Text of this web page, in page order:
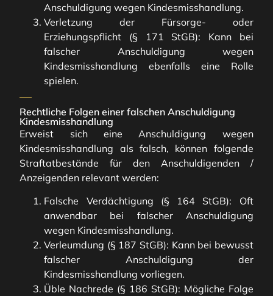
Anschuldigung wegen Kindesmisshandlung.
Verletzung der Fürsorge- oder
Erziehungspflicht (§ 171 StGB): Kann bei
falscher Anschuldigung wegen
Kindesmisshandlung ebenfalls eine Rolle
spielen.
Rechtliche Folgen einer falschen Anschuldigung
Kindesmisshandlung
Erweist sich eine Anschuldigung wegen
Kindesmisshandlung als falsch, können folgende
Straftatbestände für den Anschuldigenden /
Anzeigenden relevant werden:
Falsche Verdächtigung (§ 164 StGB): Oft
anwendbar bei falscher Anschuldigung
wegen Kindesmisshandlung.
Verleumdung (§ 187 StGB): Kann bei bewusst
falscher Anschuldigung der
Kindesmisshandlung vorliegen.
Üble Nachrede (§ 186 StGB): Mögliche Folge